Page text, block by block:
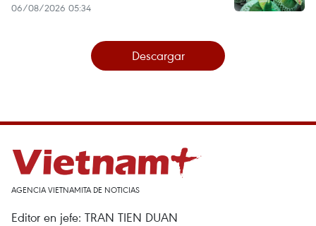
06/08/2026 05:34
Descargar
AGENCIA VIETNAMITA DE NOTICIAS
Editor en jefe: TRAN TIEN DUAN